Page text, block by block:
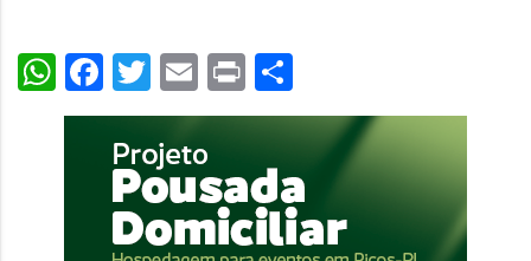
WhatsApp
Facebook
Twitter
EmailPrint